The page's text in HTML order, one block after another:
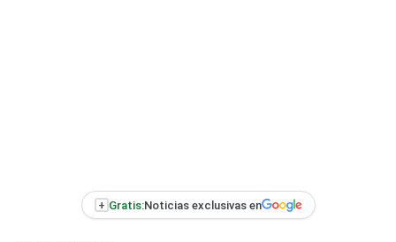
+ Gratis:Noticias exclusivas en